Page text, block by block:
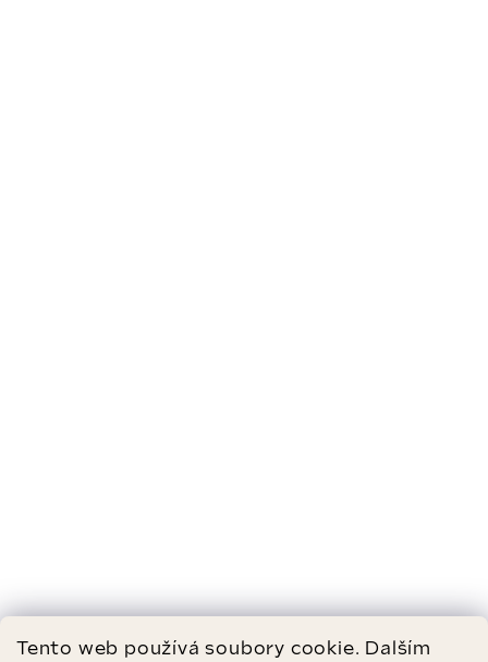
Tento web používá soubory cookie. Dalším